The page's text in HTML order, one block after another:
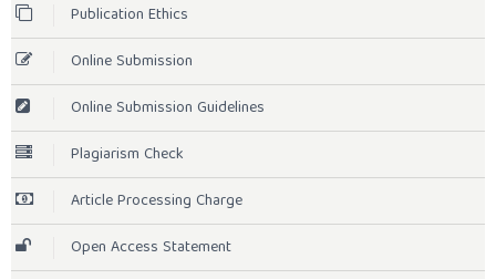
Publication Ethics
Online Submission
Online Submission Guidelines
Plagiarism Check
Article Processing Charge
Open Access Statement